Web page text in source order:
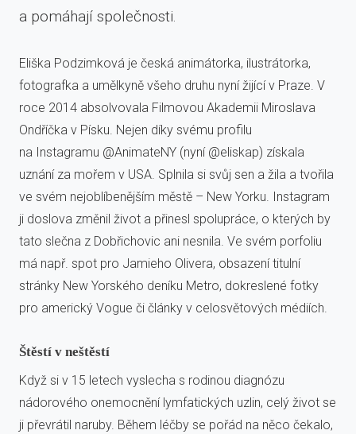
a pomáhají společnosti.
Eliška Podzimková je česká animátorka, ilustrátorka,
fotografka a umělkyně všeho druhu nyní žijící v Praze. V
roce 2014 absolvovala Filmovou Akademii Miroslava
Ondříčka v Písku. Nejen díky svému profilu
na Instagramu @AnimateNY (nyní @eliskap) získala
uznání za mořem v USA. Splnila si svůj sen a žila a tvořila
ve svém nejoblíbenějším městě – New Yorku. Instagram
ji doslova změnil život a přinesl spolupráce, o kterých by
tato slečna z Dobřichovic ani nesnila. Ve svém porfoliu
má např. spot pro Jamieho Olivera, obsazení titulní
stránky New Yorského deníku Metro, dokreslené fotky
pro americký Vogue či články v celosvětových médiích.
Štěstí v neštěstí
Když si v 15 letech vyslecha s rodinou diagnózu
nádorového onemocnění lymfatických uzlin, celý život se
ji převrátil naruby. Během léčby se pořád na něco čekalo,